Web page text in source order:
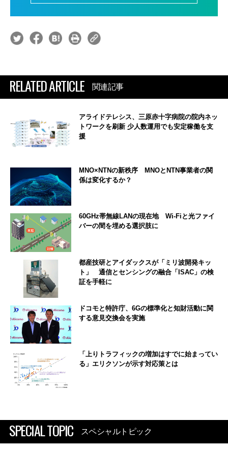
RELATED ARTICLE 関連記事
アライドテレシス、三原赤十字病院の院内ネッ
トワークを刷新 少人数運用でも安定稼働を支
援
MNO×NTNの新秩序 MNOとNTN事業者の関
係は変化するか？
60GHz帯無線LANの現在地 Wi-Fiと光ファイ
バーの間を埋める選択肢に
都産技研とアイダックスが「ミリ波開発キッ
ト」 通信とセンシングの融合「ISAC」の検
証を手軽に
ドコモと特許庁、6Gの標準化と知財活動に関
する意見交換会を実施
「上りトラフィックの増加はすでに始まってい
る」エリクソンが示す対応策とは
SPECIAL TOPIC スペシャルトピック